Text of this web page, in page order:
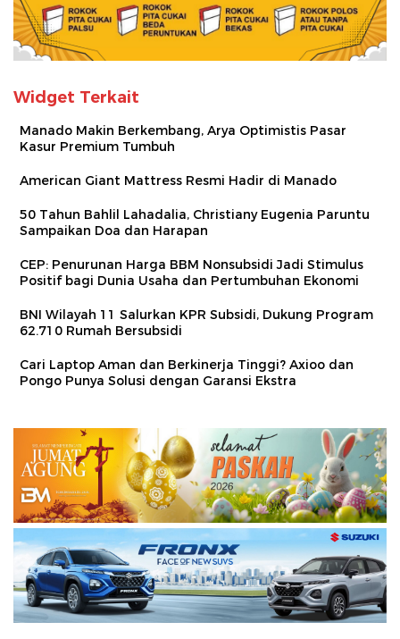
Widget Terkait
Manado Makin Berkembang, Arya Optimistis Pasar
Kasur Premium Tumbuh
American Giant Mattress Resmi Hadir di Manado
50 Tahun Bahlil Lahadalia, Christiany Eugenia Paruntu
Sampaikan Doa dan Harapan
CEP: Penurunan Harga BBM Nonsubsidi Jadi Stimulus
Positif bagi Dunia Usaha dan Pertumbuhan Ekonomi
BNI Wilayah 11 Salurkan KPR Subsidi, Dukung Program
62.710 Rumah Bersubsidi
Cari Laptop Aman dan Berkinerja Tinggi? Axioo dan
Pongo Punya Solusi dengan Garansi Ekstra